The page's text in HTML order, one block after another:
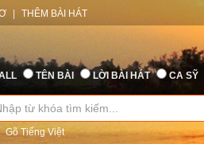
THÊM BÀI HÁT
TÊN BÀI LỜI BÀI HÁT CA SỸ
Gõ Tiếng Việt